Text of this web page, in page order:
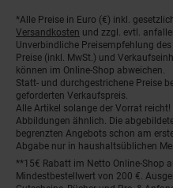
Fußnoten
*Alle Preise in Euro (€) inkl.
Versandkosten und zzgl. evtl.
Unverbindliche Preisempfehlung des
Preise (inkl. MwSt.) und
können im Online-Shop abweichen.
Statt- und durchgestrichene Preise
geforderten Verkaufspreis.
Alle Artikel solange der Vorrat
Abbildungen ähnlich. Die
begrenzten Angebots schon am
Abgabe nur in haushaltsüblichen
**15€ Rabatt im Netto Online-Shop
Mindestbestellwert von 200 €.